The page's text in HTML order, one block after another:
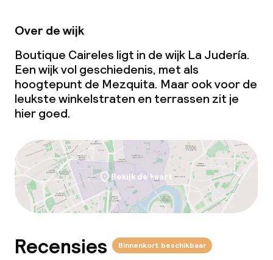
Over de wijk
Boutique Caireles ligt in de wijk La Judería.
Een wijk vol geschiedenis, met als
hoogtepunt de Mezquita. Maar ook voor de
leukste winkelstraten en terrassen zit je
hier goed.
Bekijk de kaart
Recensies Binnenkort beschikbaar